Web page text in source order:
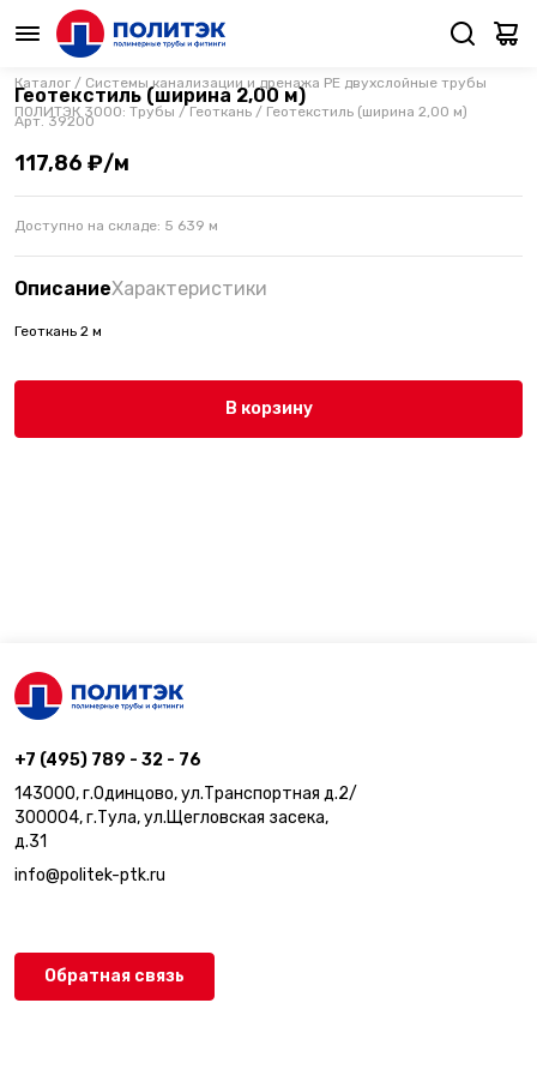
Каталог / Системы канализации и дренажа PE двухслойные трубы
ПОЛИТЭК 3000: Трубы / Геоткань / Геотекстиль (ширина 2,00 м)
Геотекстиль (ширина 2,00 м)
Арт.39200
117,86 ₽/м
Доступно на складе: 5 639 м
ОписаниеХарактеристики
Геоткань 2 м
В корзину
+7 (495) 789 - 32 - 76
143000, г.Одинцово, ул.Транспортная д.2/
300004, г.Тула, ул.Щегловская засека,
д.31
info@politek-ptk.ru
Обратная связь